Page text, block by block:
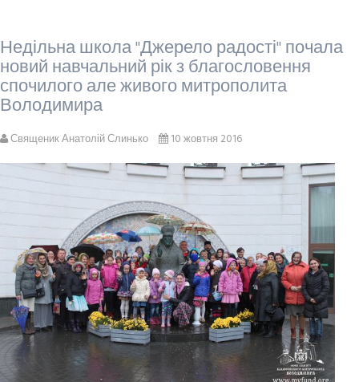
Недільна школа "Джерело радості" почала
новий навчальний рік з благословення
спочилого але живого митрополита
Володимира
Священик Анатолій Слинько 10 жовтня 2016